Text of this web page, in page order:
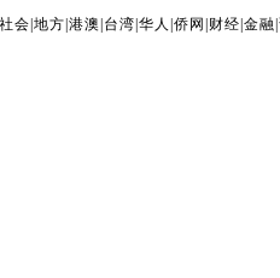
社会 |地方 |港澳 台湾 |华人 |侨网 财经 |金融 |